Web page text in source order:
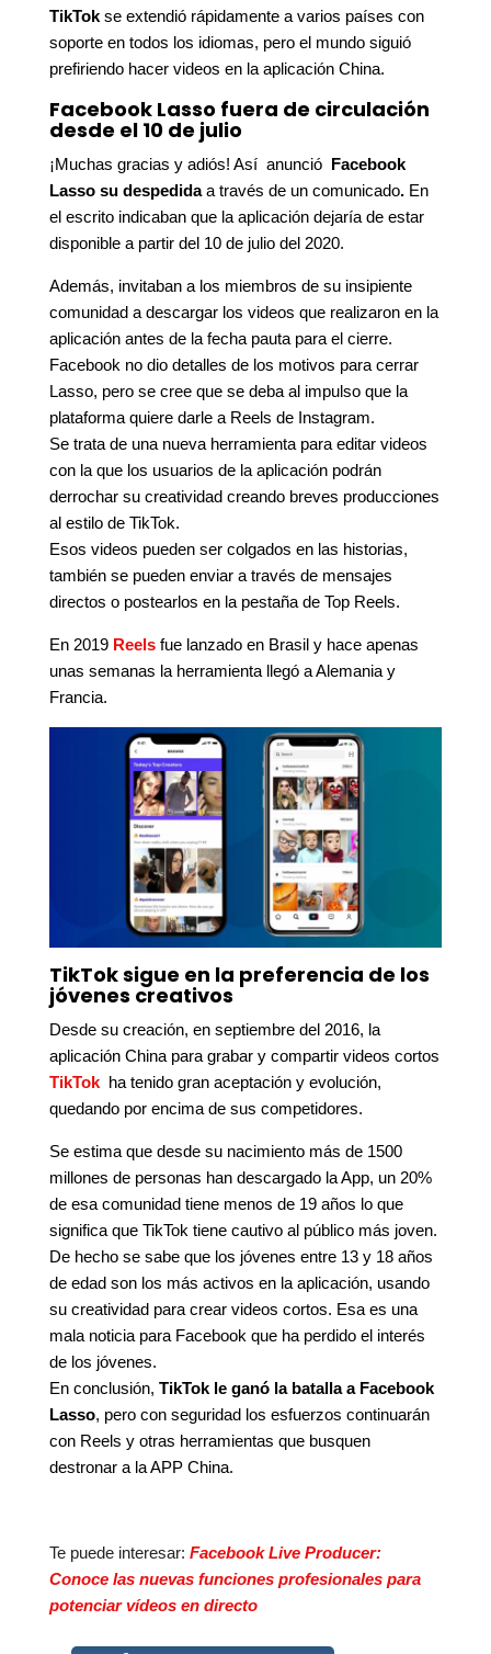
TikTokse extendió rápidamente a varios países con
soporte en todos los idiomas, pero el mundo siguió
prefiriendo hacer videos en la aplicación China.
Facebook Lasso fuera de circulación
desde el 10 de julio
¡Muchas gracias y adiós! Así anunció Facebook
Lasso su despedidaa través de un comunicado. En
el escrito indicaban que la aplicación dejaría de estar
disponible a partir del 10 de julio del 2020.
Además, invitaban a los miembros de su insipiente
comunidad a descargar los videos que realizaron en la
aplicación antes de la fecha pauta para el cierre.
Facebook no dio detalles de los motivos para cerrar
Lasso, pero se cree que se deba al impulso que la
plataforma quiere darle a Reels de Instagram.
Se trata de una nueva herramienta para editar videos
con la que los usuarios de la aplicación podrán
derrochar su creatividad creando breves producciones
al estilo de TikTok.
Esos videos pueden ser colgados en las historias,
también se pueden enviar a través de mensajes
directos o postearlos en la pestaña de Top Reels.
En 2019 Reelsfue lanzado en Brasil y hace apenas
unas semanas la herramienta llegó a Alemania y
Francia.
TikTok sigue en la preferencia de los
jóvenes creativos
Desde su creación, en septiembre del 2016, la
aplicación China para grabar y compartir videos cortos
TikTokha tenido gran aceptación y evolución,
quedando por encima de sus competidores.
Se estima que desde su nacimiento más de 1500
millones de personas han descargado la App, un 20%
de esa comunidad tiene menos de 19 años lo que
significa que TikTok tiene cautivo al público más joven.
De hecho se sabe que los jóvenes entre 13 y 18 años
de edad son los más activos en la aplicación, usando
su creatividad para crear videos cortos. Esa es una
mala noticia para Facebook que ha perdido el interés
de los jóvenes.
En conclusión, TikTok le ganó la batalla a Facebook
Lasso, pero con seguridad los esfuerzos continuarán
con Reels y otras herramientas que busquen
destronar a la APP China.
Te puede interesar: Facebook Live Producer:
Conoce las nuevas funciones profesionales para
potenciar vídeos en directo